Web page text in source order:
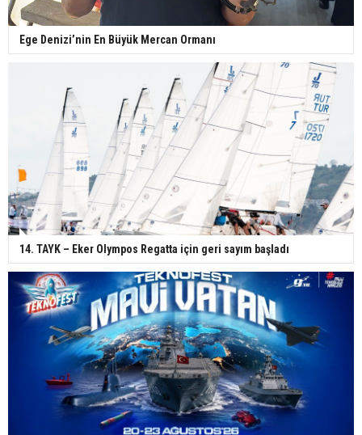
Ege Denizi’nin En Büyük Mercan Ormanı
14. TAYK – Eker Olympos Regatta için geri sayım başladı